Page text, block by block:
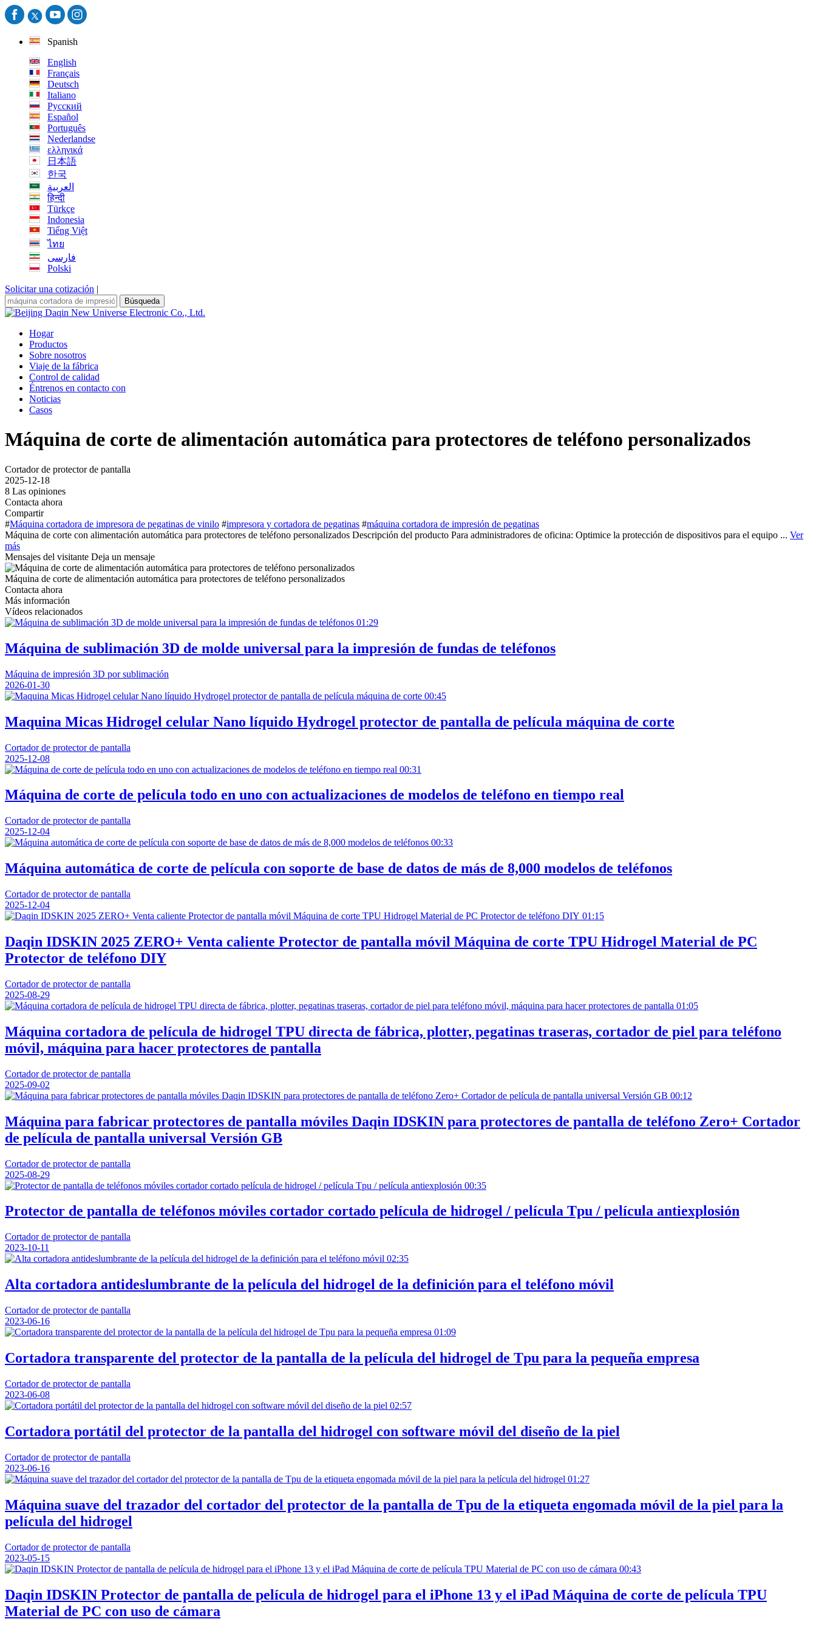
Spanish
English
Français
Deutsch
Italiano
Русский
Español
Português
Nederlandse
ελληνικά
日本語
한국
العربية
हिन्दी
Türkçe
Indonesia
Tiếng Việt
ไทย
فارسی
Polski
Solicitar una cotización |
Búsqueda
Hogar
Productos
Sobre nosotros
Viaje de la fábrica
Control de calidad
Éntrenos en contacto con
Noticias
Casos
Máquina de corte de alimentación automática para protectores de teléfono personalizados
Cortador de protector de pantalla
2025-12-18
8 Las opiniones
Contacta ahora
Compartir
#Máquina cortadora de impresora de pegatinas de vinilo #impresora y cortadora de pegatinas #máquina cortadora de impresión de pegatinas
Máquina de corte con alimentación automática para protectores de teléfono personalizados Descripción del producto Para administradores de oficina: Optimice la protección de dispositivos para el equipo ... Ver
más
Mensajes del visitante Deja un mensaje
Máquina de corte de alimentación automática para protectores de teléfono personalizados
Contacta ahora
Más información
Vídeos relacionados
01:29
Máquina de sublimación 3D de molde universal para la impresión de fundas de teléfonos
Máquina de impresión 3D por sublimación
2026-01-30
00:45
Maquina Micas Hidrogel celular Nano líquido Hydrogel protector de pantalla de película máquina de corte
Cortador de protector de pantalla
2025-12-08
00:31
Máquina de corte de película todo en uno con actualizaciones de modelos de teléfono en tiempo real
Cortador de protector de pantalla
2025-12-04
00:33
Máquina automática de corte de película con soporte de base de datos de más de 8,000 modelos de teléfonos
Cortador de protector de pantalla
2025-12-04
01:15
Daqin IDSKIN 2025 ZERO+ Venta caliente Protector de pantalla móvil Máquina de corte TPU Hidrogel Material de PC
Protector de teléfono DIY
Cortador de protector de pantalla
2025-08-29
01:05
Máquina cortadora de película de hidrogel TPU directa de fábrica, plotter, pegatinas traseras, cortador de piel para teléfono
móvil, máquina para hacer protectores de pantalla
Cortador de protector de pantalla
2025-09-02
00:12
Máquina para fabricar protectores de pantalla móviles Daqin IDSKIN para protectores de pantalla de teléfono Zero+ Cortador
de película de pantalla universal Versión GB
Cortador de protector de pantalla
2025-08-29
00:35
Protector de pantalla de teléfonos móviles cortador cortado película de hidrogel / película Tpu / película antiexplosión
Cortador de protector de pantalla
2023-10-11
02:35
Alta cortadora antideslumbrante de la película del hidrogel de la definición para el teléfono móvil
Cortador de protector de pantalla
2023-06-16
01:09
Cortadora transparente del protector de la pantalla de la película del hidrogel de Tpu para la pequeña empresa
Cortador de protector de pantalla
2023-06-08
02:57
Cortadora portátil del protector de la pantalla del hidrogel con software móvil del diseño de la piel
Cortador de protector de pantalla
2023-06-16
01:27
Máquina suave del trazador del cortador del protector de la pantalla de Tpu de la etiqueta engomada móvil de la piel para la
película del hidrogel
Cortador de protector de pantalla
2023-05-15
00:43
Daqin IDSKIN Protector de pantalla de película de hidrogel para el iPhone 13 y el iPad Máquina de corte de película TPU
Material de PC con uso de cámara